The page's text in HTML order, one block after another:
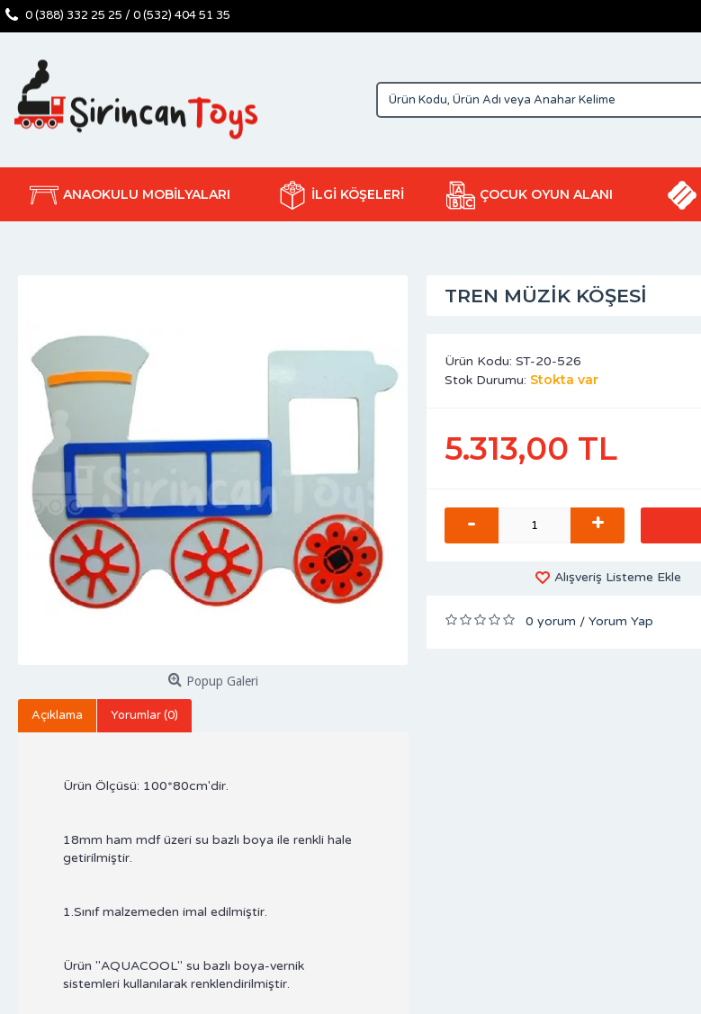
0 (388) 332 25 25 / 0 (532) 404 51 35
ANAOKULU MOBİLYALARI İLGİ KÖŞELERİ ÇOCUK OYUN ALANI
Popup Galeri
Açıklama Yorumlar (0)
Ürün Ölçüsü: 100*80cm'dir.
18mm ham mdf üzeri su bazlı boya ile renkli hale
getirilmiştir.
1.Sınıf malzemeden imal edilmiştir.
Ürün "AQUACOOL" su bazlı boya-vernik
sistemleri kullanılarak renklendirilmiştir.
TREN MÜZIK KÖŞESI
Ürün Kodu: ST-20-526
Stok Durumu: Stokta var
5.313,00 TL
- +
Alışveriş Listeme Ekle
0 yorum / Yorum Yap